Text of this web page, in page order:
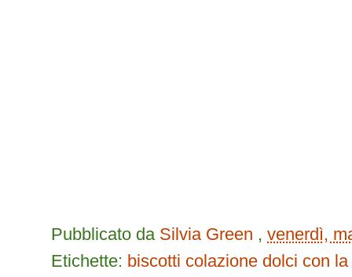
Pubblicato da Silvia Green , venerdì,
Etichette: biscotti colazione dolci con